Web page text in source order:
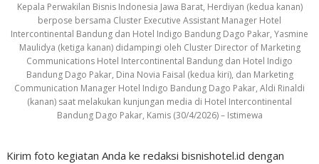
Kepala Perwakilan Bisnis Indonesia Jawa Barat, Herdiyan (kedua kanan)
berpose bersama Cluster Executive Assistant Manager Hotel
Intercontinental Bandung dan Hotel Indigo Bandung Dago Pakar, Yasmine
Maulidya (ketiga kanan) didampingi oleh Cluster Director of Marketing
Communications Hotel Intercontinental Bandung dan Hotel Indigo
Bandung Dago Pakar, Dina Novia Faisal (kedua kiri), dan Marketing
Communication Manager Hotel Indigo Bandung Dago Pakar, Aldi Rinaldi
(kanan) saat melakukan kunjungan media di Hotel Intercontinental
Bandung Dago Pakar, Kamis (30/4/2026) – Istimewa
Kirim foto kegiatan Anda ke redaksi bisnishotel.id dengan